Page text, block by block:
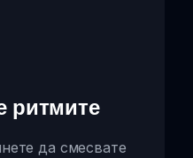
ритмите
да смесвате